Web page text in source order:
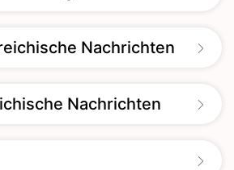
Nachrichten
Nachrichten